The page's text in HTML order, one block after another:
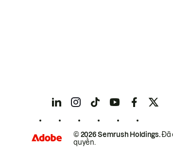
© 2026 Semrush Holdings.Đã
quyền.